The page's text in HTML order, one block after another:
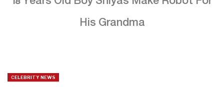
His Grandma
CELEBRITY NEWS